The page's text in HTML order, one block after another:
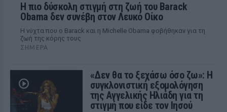
Η πιο δύσκολη στιγμή στη ζωή του Barack
Obama δεν συνέβη στον Λευκό Οίκο
Η νύχτα που ο Barack και η Michelle Obama φοβήθηκαν για τη
ζωή της κόρης τους
ΣΉΜΕΡΑ
«Δεν θα το ξεχάσω όσο ζω»: Η
συγκλονιστική εξομολόγηση
της Αγγελικής Ηλιάδη για τη
στιγμή που είδε τον Ιησού